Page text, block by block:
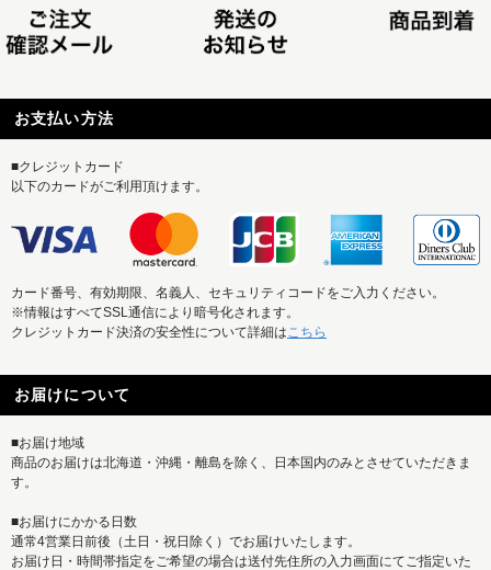
お支払い方法
■クレジットカード
以下のカードがご利用頂けます。
カード番号、有効期限、名義人、セキュリティコードをご入力ください。
※情報はすべてSSL通信により暗号化されます。
クレジットカード決済の安全性について詳細は こちら
お届けについて
■お届け地域
商品のお届けは北海道・沖縄・離島を除く、日本国内のみとさせていただきま
す。
■お届けにかかる日数
通常4営業日前後（土日・祝日除く）でお届けいたします。
お届け日・時間帯指定をご希望の場合は送付先住所の入力画面にてご指定いた